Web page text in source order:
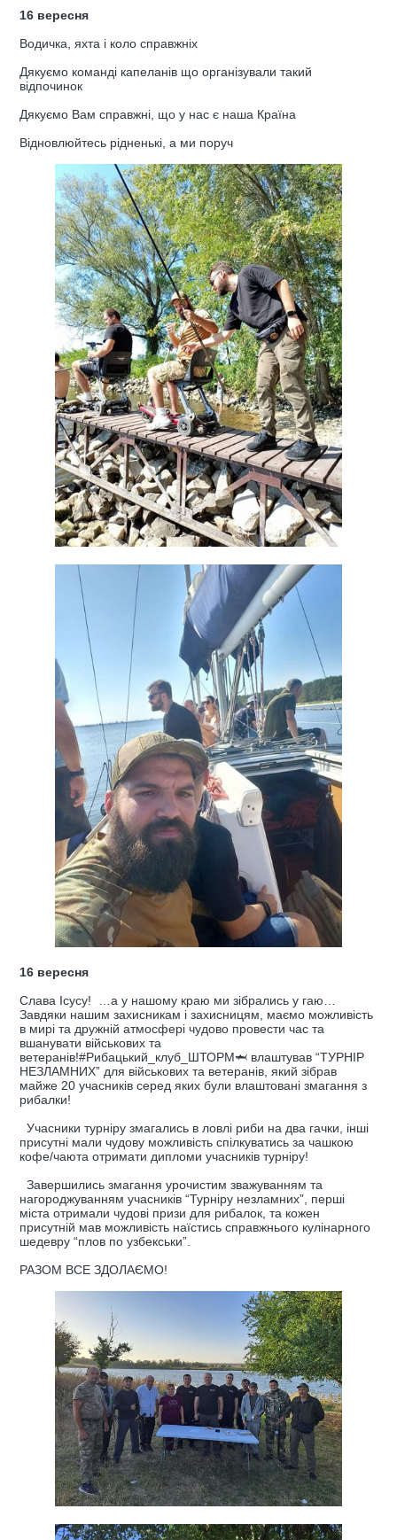
16 вересня
Водичка, яхта і коло справжніх
Дякуємо команді капеланів що організували такий
відпочинок
Дякуємо Вам справжні, що у нас є наша Країна
Відновлюйтесь рідненькі, а ми поруч
16 вересня
Слава Ісусу! …а у нашому краю ми зібрались у гаю…
Завдяки нашим захисникам і захисницям, маємо можливість
в мирі та дружній атмосфері чудово провести час та
вшанувати військових та
ветеранів!#Рибацький_клуб_ШТОРМ🦈 влаштував “ТУРНІР
НЕЗЛАМНИХ” для військових та ветеранів, який зібрав
майже 20 учасників серед яких були влаштовані змагання з
рибалки!
Учасники турніру змагались в ловлі риби на два гачки, інші
присутні мали чудову можливість спілкуватись за чашкою
кофе/чаюта отримати дипломи учасників турніру!
Завершились змагання урочистим зважуванням та
нагороджуванням учасників “Турніру незламних”, перші
міста отримали чудові призи для рибалок, та кожен
присутній мав можливість наїстись справжнього кулінарного
шедевру “плов по узбекськи”.
РАЗОМ ВСЕ ЗДОЛАЄМО!